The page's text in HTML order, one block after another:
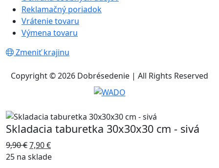
Reklamačný poriadok
Vrátenie tovaru
Výmena tovaru
Zmeniť krajinu
Copyright © 2026 Dobrésedenie | All Rights Reserved
Skladacia taburetka 30x30x30 cm - sivá
9,90€7,90€
25 na sklade